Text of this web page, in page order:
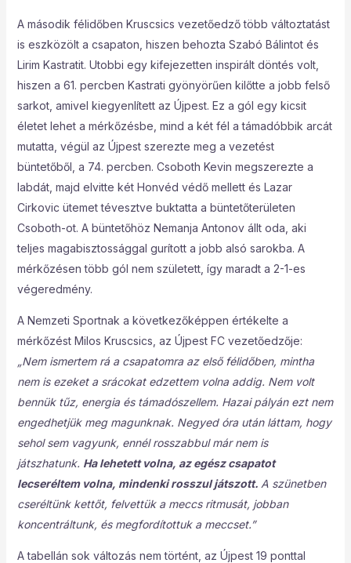
A második félidőben Kruscsics vezetőedző több változtatást
is eszközölt a csapaton, hiszen behozta Szabó Bálintot és
Lirim Kastratit. Utobbi egy kifejezetten inspirált döntés volt,
hiszen a 61. percben Kastrati gyönyörűen kilőtte a jobb felső
sarkot, amivel kiegyenlített az Újpest. Ez a gól egy kicsit
életet lehet a mérkőzésbe, mind a két fél a támadóbbik arcát
mutatta, végül az Újpest szerezte meg a vezetést
büntetőből, a 74. percben. Csoboth Kevin megszerezte a
labdát, majd elvitte két Honvéd védő mellett és Lazar
Cirkovic ütemet tévesztve buktatta a büntetőterületen
Csoboth-ot. A büntetőhöz Nemanja Antonov állt oda, aki
teljes magabisztossággal gurított a jobb alsó sarokba. A
mérkőzésen több gól nem született, így maradt a 2-1-es
végeredmény.
A Nemzeti Sportnak a következőképpen értékelte a
mérkőzést Milos Kruscsics, az Újpest FC vezetőedzője:
„Nem ismertem rá a csapatomra az első félidőben, mintha
nem is ezeket a srácokat edzettem volna addig. Nem volt
bennük tűz, energia és támadószellem. Hazai pályán ezt nem
engedhetjük meg magunknak. Negyed óra után láttam, hogy
sehol sem vagyunk, ennél rosszabbul már nem is
játszhatunk. Ha lehetett volna, az egész csapatot
lecseréltem volna, mindenki rosszul játszott. A szünetben
cseréltünk kettőt, felvettük a meccs ritmusát, jobban
koncentráltunk, és megfordítottuk a meccset.”
A tabellán sok változás nem történt, az Újpest 19 ponttal